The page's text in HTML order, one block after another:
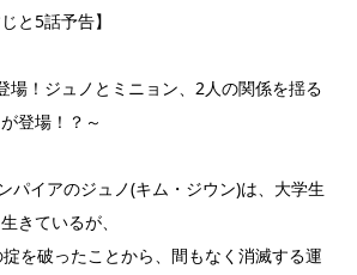
と5話予告】
場！ジュノとミニョン、2人の関係を揺る
登場！？～
パイアのジュノ(キム・ジウン)は、大学生
きているが、
を破ったことから、間もなく消滅する運